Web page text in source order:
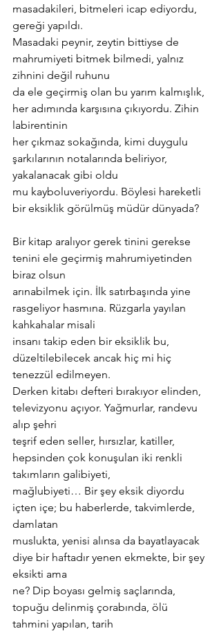
masadakileri, bitmeleri icap ediyordu,
gereği yapıldı.
Masadaki peynir, zeytin bittiyse de
mahrumiyeti bitmek bilmedi, yalnız
zihnini değil ruhunu
da ele geçirmiş olan bu yarım kalmışlık,
her adımında karşısına çıkıyordu. Zihin
labirentinin
her çıkmaz sokağında, kimi duygulu
şarkılarının notalarında beliriyor,
yakalanacak gibi oldu
mu kayboluveriyordu. Böylesi hareketli
bir eksiklik görülmüş müdür dünyada?
Bir kitap aralıyor gerek tinini gerekse
tenini ele geçirmiş mahrumiyetinden
biraz olsun
arınabilmek için. İlk satırbaşında yine
rasgeliyor hasmına. Rüzgarla yayılan
kahkahalar misali
insanı takip eden bir eksiklik bu,
düzeltilebilecek ancak hiç mi hiç
tenezzül edilmeyen.
Derken kitabı defteri bırakıyor elinden,
televizyonu açıyor. Yağmurlar, randevu
alıp şehri
teşrif eden seller, hırsızlar, katiller,
hepsinden çok konuşulan iki renkli
takımların galibiyeti,
mağlubiyeti… Bir şey eksik diyordu
içten içe; bu haberlerde, takvimlerde,
damlatan
muslukta, yenisi alınsa da bayatlayacak
diye bir haftadır yenen ekmekte, bir şey
eksikti ama
ne? Dip boyası gelmiş saçlarında,
topuğu delinmiş çorabında, ölü
tahmini yapılan, tarih